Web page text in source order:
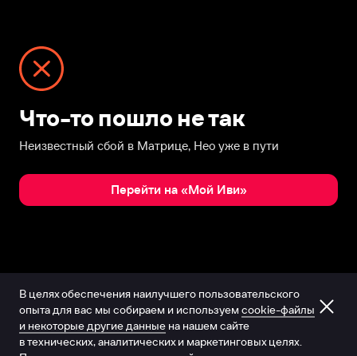
Что-то пошло не так
Неизвестный сбой в Матрице, Нео уже в пути
Перейти на «Мой Иви»
В целях обеспечения наилучшего пользовательского
опыта для вас мы собираем и используем cookie-файлы
и некоторые другие данные на нашем сайте
в технических, аналитических и маркетинговых целях.